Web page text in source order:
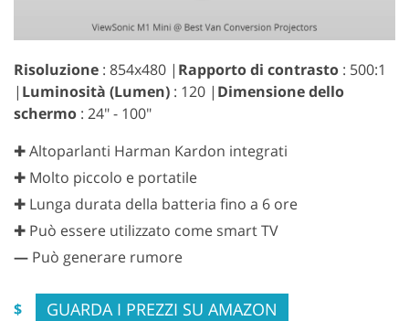
Risoluzione : 854x480 | Rapporto di contrasto : 500:1
| Luminosità (Lumen) : 120 | Dimensione dello
schermo : 24" - 100"
✚ Altoparlanti Harman Kardon integrati
✚ Molto piccolo e portatile
✚ Lunga durata della batteria fino a 6 ore
✚ Può essere utilizzato come smart TV
— Può generare rumore
$ GUARDA I PREZZI SU AMAZON